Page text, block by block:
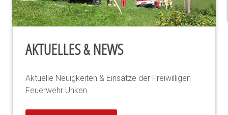
AKTUELLES & NEWS
Aktuelle Neuigkeiten & Einsätze der Freiwilligen
Feuerwehr Unken